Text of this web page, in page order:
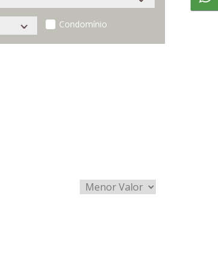
Condomínio